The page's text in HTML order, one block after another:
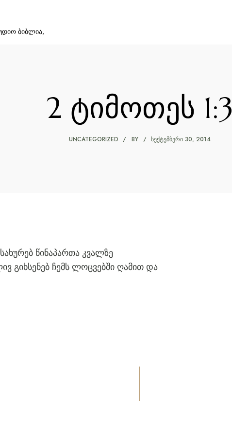
ბიბლია,
2 ტიმოთეს 1:3
UNCATEGORIZED BY ᲡᲔᲥᲢᲔᲛᲑᲔᲠᲘ 30, 2014
წინაპართა კვალზე
გიხსენებ ჩემს ლოცვებში ღამით და